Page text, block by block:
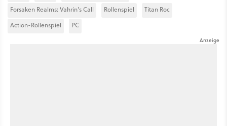
Forsaken Realms: Vahrin's Call
Rollenspiel
Titan Roc
Action-Rollenspiel
PC